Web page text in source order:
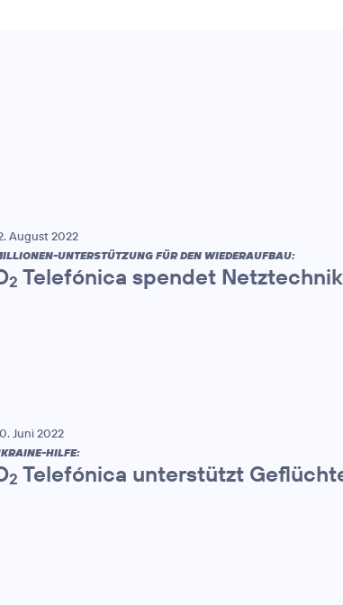
August 2022
UNTERSTÜTZUNG FÜR DEN WIEDERAUFBAU:
2 Telefónica spendet
Juni 2022
HILFE:
2 Telefónica unterstützt